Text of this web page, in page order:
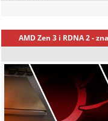
AMD Zen 3 i RDNA 2 -